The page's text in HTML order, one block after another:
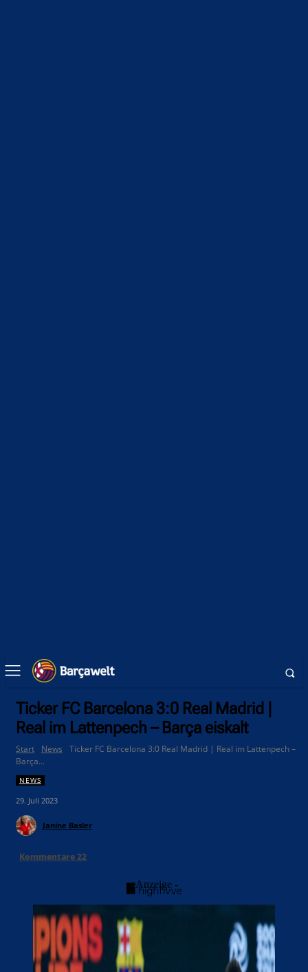
Ticker FC Barcelona 3:0 Real Madrid |
Real im Lattenpech – Barça eiskalt
Start News
Ticker FC Barcelona 3:0 Real Madrid | Real im Lattenpech –
Barça...
NEWS
29. Juli 2023
Janine Basler
Kommentare22
- Anzeige -